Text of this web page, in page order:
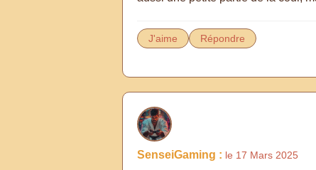
J'aime Répondre
SenseiGaming : le 17 Mars 2025